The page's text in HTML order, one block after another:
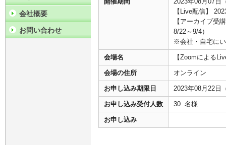
【Live配信】
【アーカイブ受
8/22～9/4）
※会社・自宅に
会場名 【Zoomによる
会場の住所 オンライン
お申し込み期限日 2023年08月22日
お申し込み受付人数 30 名様
お申し込み
会社概要
お問い合わせ